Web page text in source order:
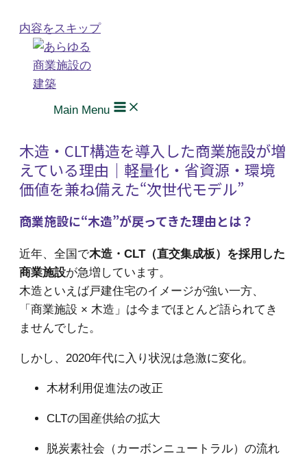
内容をスキップ
Main Menu
木造・CLT構造を導入した商業施設が増
えている理由｜軽量化・省資源・環境
価値を兼ね備えた“次世代モデル”
商業施設に“木造”が戻ってきた理由とは？
近年、全国で木造・CLT（直交集成板）を採用した
商業施設が急増しています。
木造といえば戸建住宅のイメージが強い一方、
「商業施設 × 木造」は今までほとんど語られてき
ませんでした。
しかし、2020年代に入り状況は急激に変化。
木材利用促進法の改正
CLTの国産供給の拡大
脱炭素社会（カーボンニュートラル）の流れ